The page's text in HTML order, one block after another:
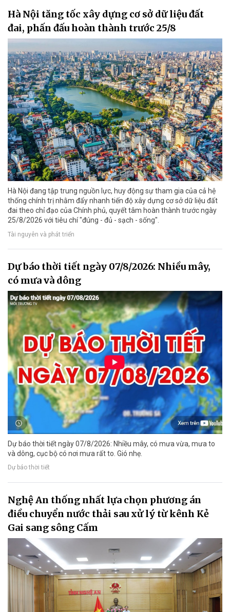
Hà Nội tăng tốc xây dựng cơ sở dữ liệu đất
đai, phấn đấu hoàn thành trước 25/8
Hà Nội đang tập trung nguồn lực, huy động sự tham gia của cả hệ
thống chính trị nhằm đẩy nhanh tiến độ xây dựng cơ sở dữ liệu đất
đai theo chỉ đạo của Chính phủ, quyết tâm hoàn thành trước ngày
25/8/2026 với tiêu chí "đúng - đủ - sạch - sống".
Tài nguyên và phát triển
Dự báo thời tiết ngày 07/8/2026: Nhiều mây,
có mưa và dông
Dự báo thời tiết ngày 07/8/2026: Nhiều mây, có mưa vừa, mưa to
và dông, cục bộ có nơi mưa rất to. Gió nhẹ.
Dự báo thời tiết
Nghệ An thống nhất lựa chọn phương án
điều chuyển nước thải sau xử lý từ kênh Kẻ
Gai sang sông Cấm